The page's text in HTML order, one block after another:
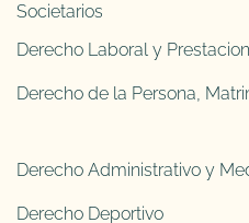
Societarios
Derecho Laboral y
Derecho de la Persona,
Derecho Administrativo y
Derecho Deportivo